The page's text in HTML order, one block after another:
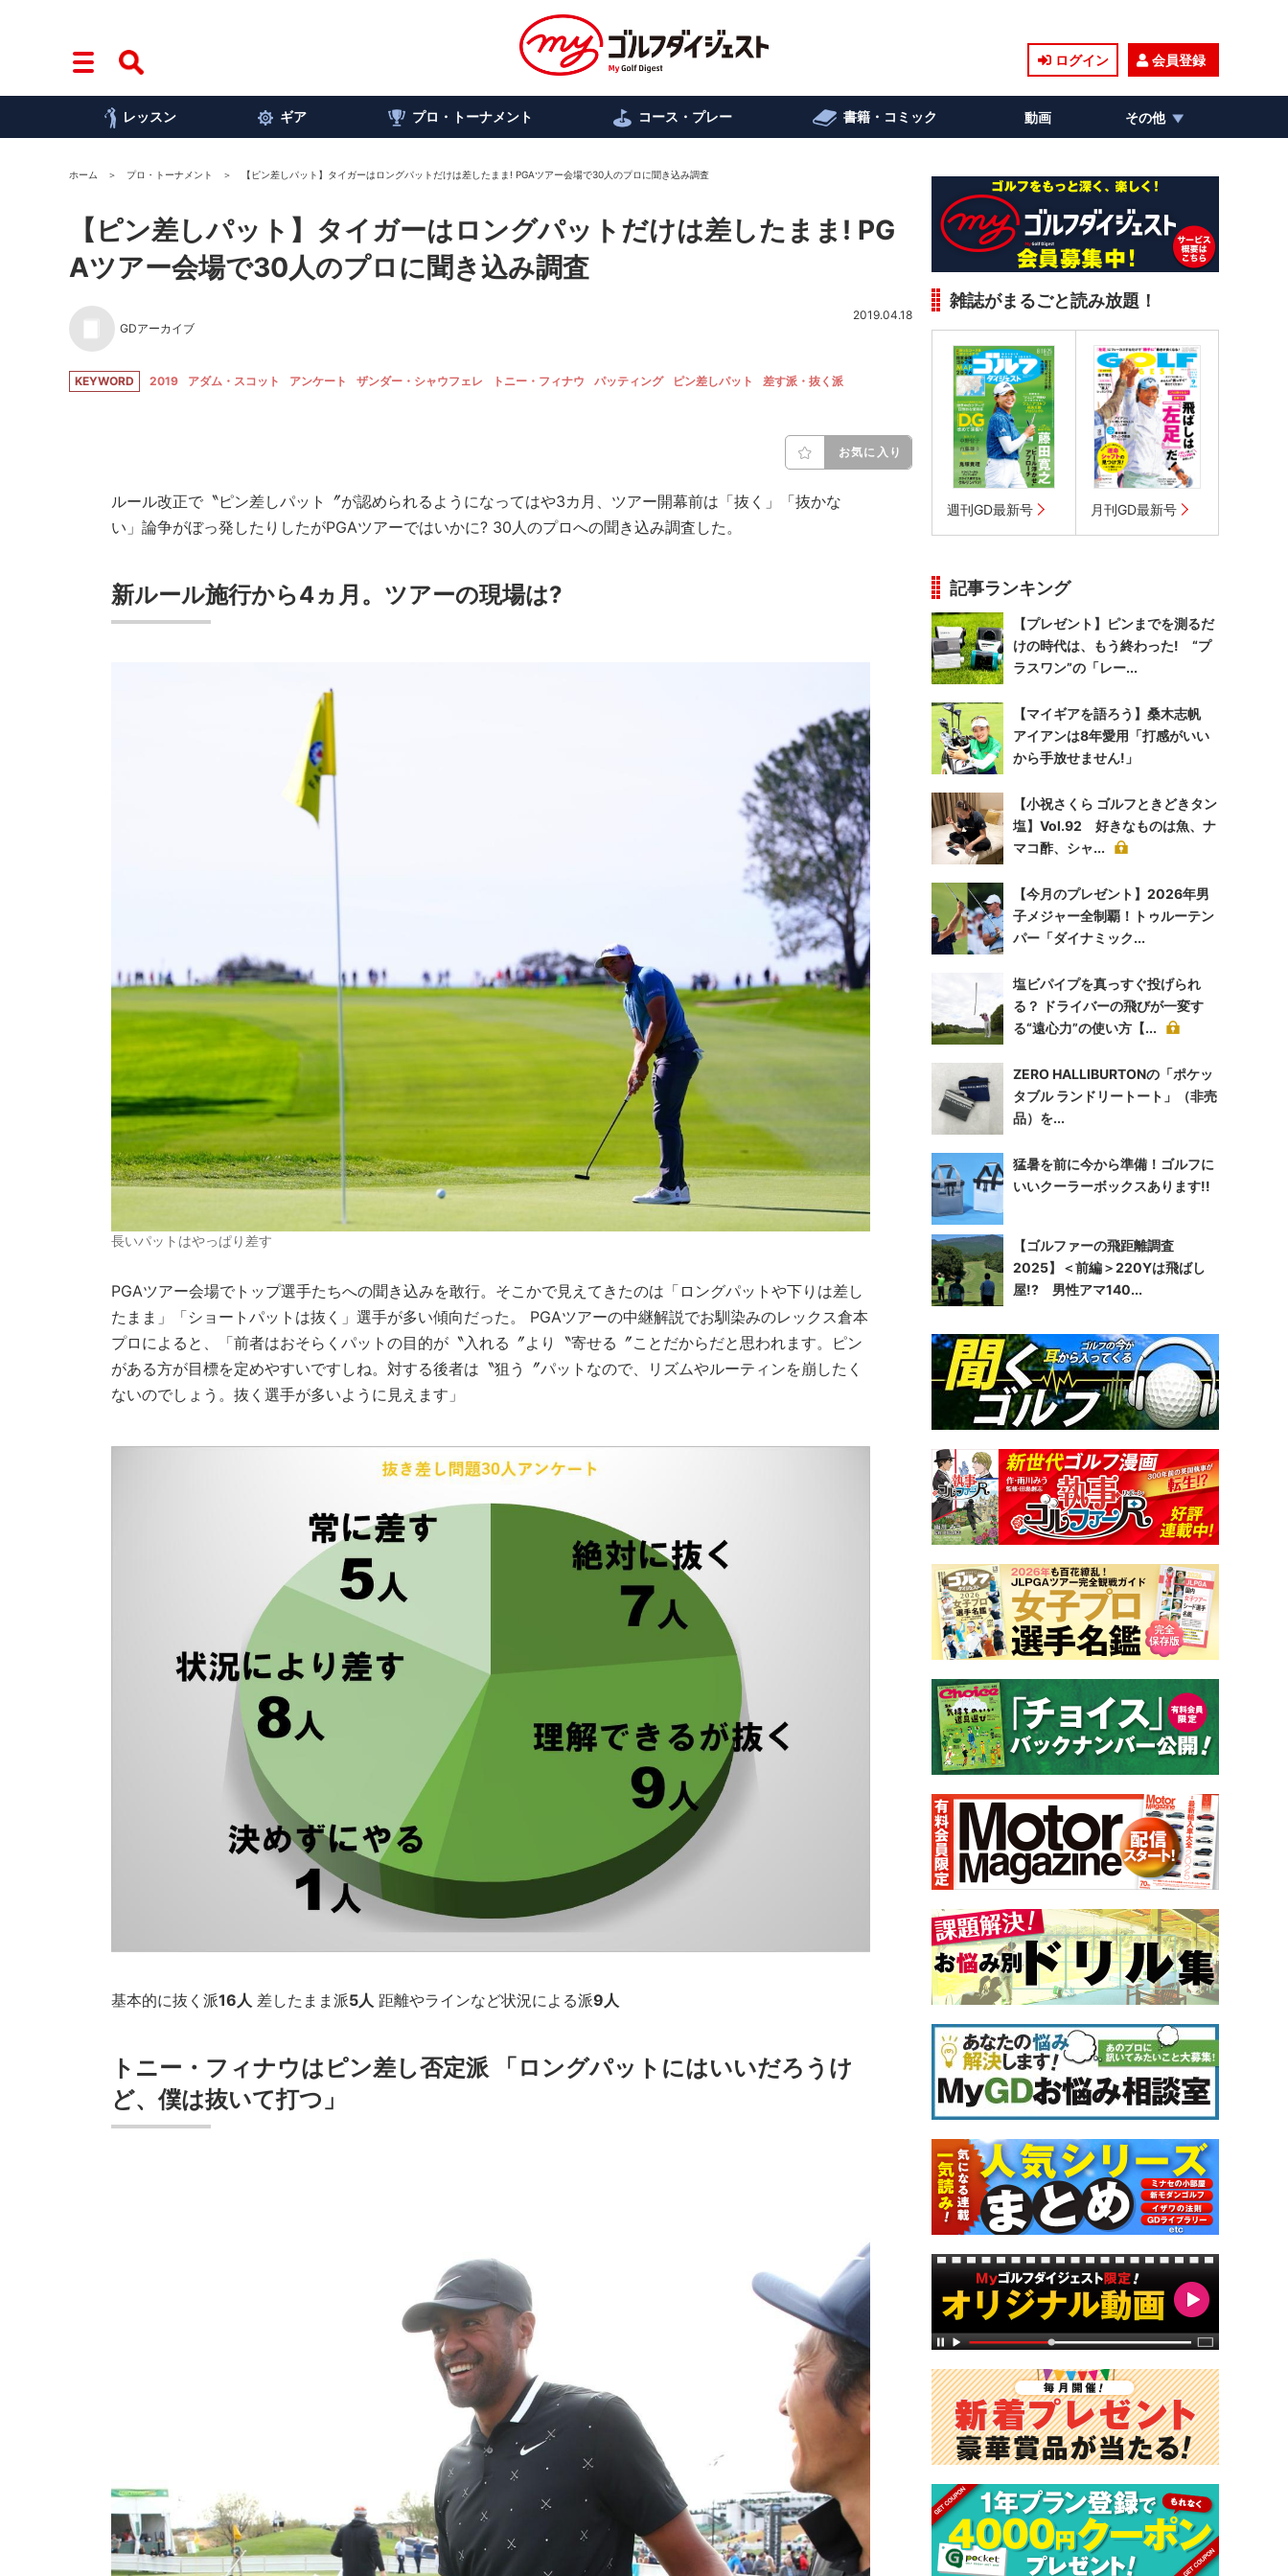
ログイン 会員登録
レッスン ギア プロ・トーナメント コース・プレー 書籍・コミック 動画 その他
ホーム プロ・トーナメント 【ピン差しパット】タイガーはロングパットだけは差したまま! PGAツアー会場で30人のプロに聞き込み調査
【ピン差しパット】タイガーはロングパットだけは差したまま! PG
Aツアー会場で30人のプロに聞き込み調査
GDアーカイブ
2019.04.18
KEYWORD 2019 アダム・スコット アンケート ザンダー・シャウフェレ トニー・フィナウ パッティング ピン差しパット 差す派・抜く派
お気に入り
ルール改正で〝ピン差しパット〞が認められるようになってはや3カ月、ツアー開幕前は「抜く」「抜かな
い」論争がぼっ発したりしたがPGAツアーではいかに? 30人のプロへの聞き込み調査した。
新ルール施行から4ヵ月。ツアーの現場は?
長いパットはやっぱり差す
PGAツアー会場でトップ選手たちへの聞き込みを敢行。そこかで見えてきたのは「ロングパットや下りは差し
たまま」「ショートパットは抜く」選手が多い傾向だった。 PGAツアーの中継解説でお馴染みのレックス倉本
プロによると、「前者はおそらくパットの目的が〝入れる〞より〝寄せる〞ことだからだと思われます。ピン
がある方が目標を定めやすいですしね。対する後者は〝狙う〞パットなので、リズムやルーティンを崩したく
ないのでしょう。抜く選手が多いように見えます」
基本的に抜く派16人 差したまま派5人 距離やラインなど状況による派9人
トニー・フィナウはピン差し否定派 「ロングパットにはいいだろうけ
ど、僕は抜いて打つ」
雑誌がまるごと読み放題！
週刊GD最新号 月刊GD最新号
記事ランキング
【プレゼント】ピンまでを測るだ
けの時代は、もう終わった! “プ
ラスワン”の「レー...
【マイギアを語ろう】桑木志帆
アイアンは8年愛用「打感がいい
から手放せません!」
【小祝さくら ゴルフときどきタン
塩】Vol.92 好きなものは魚、ナ
マコ酢、シャ...
【今月のプレゼント】2026年男
子メジャー全制覇！トゥルーテン
パー「ダイナミック...
塩ビパイプを真っすぐ投げられ
る？ ドライバーの飛びが一変す
る“遠心力”の使い方【...
ZERO HALLIBURTONの「ポケッ
タブル ランドリートート」（非売
品）を...
猛暑を前に今から準備！ゴルフに
いいクーラーボックスあります!!
【ゴルファーの飛距離調査
2025】＜前編＞220Yは飛ばし
屋!? 男性アマ140...